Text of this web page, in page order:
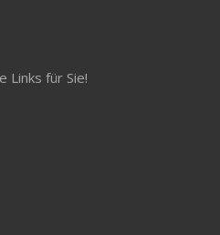
Links für Sie!